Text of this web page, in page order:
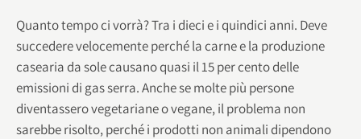
Quanto tempo ci vorrà? Tra i dieci e i quindici anni. Deve
succedere velocemente perché la carne e la produzione
casearia da sole causano quasi il 15 per cento delle
emissioni di gas serra. Anche se molte più persone
diventassero vegetariane o vegane, il problema non
sarebbe risolto, perché i prodotti non animali dipendono